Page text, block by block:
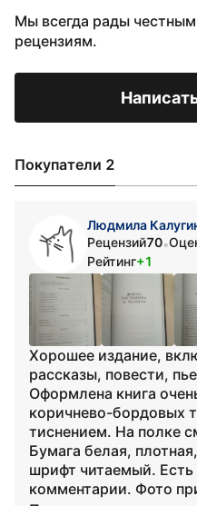
Мы всегда рады
рецензиям.
Покупатели 2
Людмила
Рецензий70•
Рейтинг+1
Хорошее издание,
рассказы, повести,
Оформлена книга
коричнево-бордовых
тиснением. На полке
Бумага белая,
шрифт читаемый. Есть
комментарии. Фото